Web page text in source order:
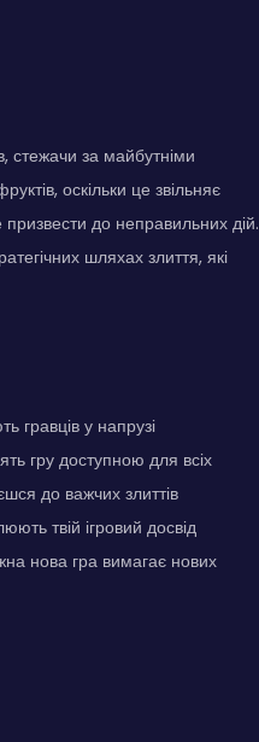
стежачи за майбутніми
оскільки це звільняє
призвести до неправильних дій.
шляхах злиття, які
гравців у напрузі
гру доступною для всіх
до важчих злиттів
твій ігровий досвід
нова гра вимагає нових